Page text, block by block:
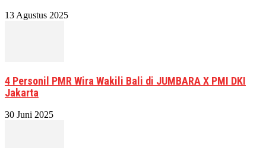
13 Agustus 2025
4 Personil PMR Wira Wakili Bali di JUMBARA X PMI DKI
Jakarta
30 Juni 2025